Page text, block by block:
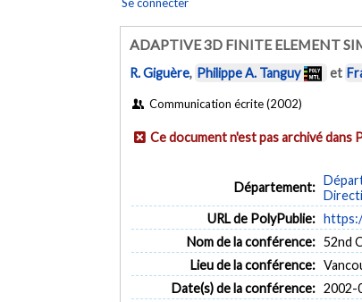
ADAPTIVE 3D FINITE ELEMENT
R. Giguère, Philippe A. Tanguy et
Communication écrite (2002)
Ce document n'est pas archivé dans
Département:
URL de PolyPublie:
Nom de la conférence: 52nd
Lieu de la conférence:
Date(s) de la conférence: 2002-